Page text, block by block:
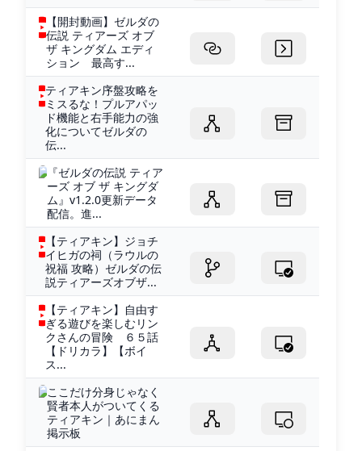
【開封動画】ゼルダの
伝説 ティアーズ オブ
ザ キングダム エディ
ション 最高す...
ティアキン序盤攻略を
ミスるな！プルアパッ
ド機能と右手能力の強
化についてゼルダの
伝...
『ゼルダの伝説 ティア
ーズ オブ ザ キングダ
ム』v1.2.0更新データ
配信。進...
【ティアキン】ジョチ
イヒガの祠（ラウルの
祝福 攻略）ゼルダの伝
説ティアーズオブザ...
【ティアキン】自由す
ぎる遊びを楽しむリン
クさんの冒険 ６５話
【ドリカラ】【ボイ
ス...
ここだけ分身じゃなく
賢者本人がついてくる
ティアキン｜あにまん
掲示板